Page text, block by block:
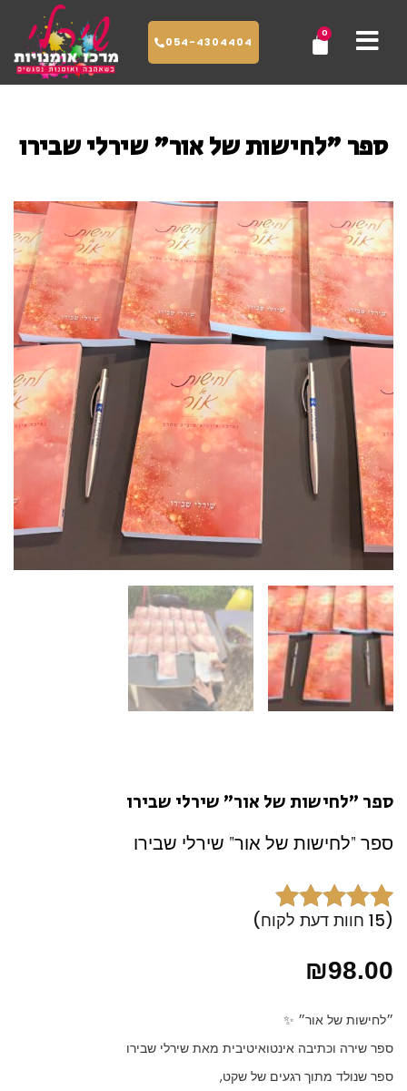
לתוכן
0
עגלת
קניות
054-4304404
ספר "לחישות של אור" שירלי שבירו
ספר "לחישות של אור" שירלי שבירו
מדורגים 5.00
על
15
דירוגים
(
15 חוות דעת לקוח)
₪98.00
״לחישות של אור״ ✨
ספר שירה וכתיבה אינטואיטיבית מאת שירלי שבירו
ספר שנולד מתוך רגעים של שקט,
ספר "לחישות של אור" שירלי שבירו